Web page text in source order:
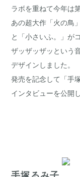
ラボを重ねて今年は
あの超大作「火の鳥
と「小さいふ。」が
ザッザッザッという
デザインしました。
発売を記念して「手
インタビューを公開